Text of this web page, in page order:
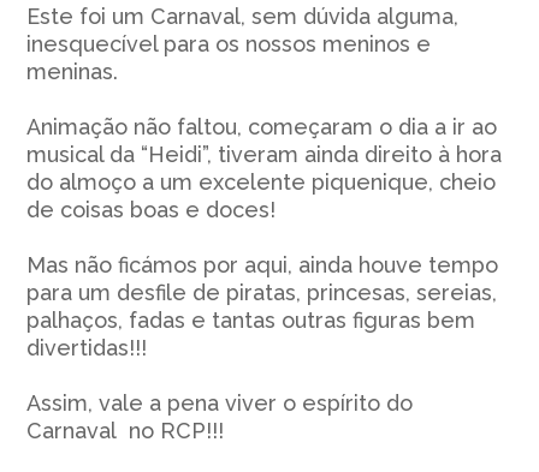
Este foi um Carnaval, sem dúvida alguma,
inesquecível para os nossos meninos e
meninas.
Animação não faltou, começaram o dia a ir ao
musical da “Heidi”, tiveram ainda direito à hora
do almoço a um excelente piquenique, cheio
de coisas boas e doces!
Mas não ficámos por aqui, ainda houve tempo
para um desfile de piratas, princesas, sereias,
palhaços, fadas e tantas outras figuras bem
divertidas!!!
Assim, vale a pena viver o espírito do
Carnaval no RCP!!!